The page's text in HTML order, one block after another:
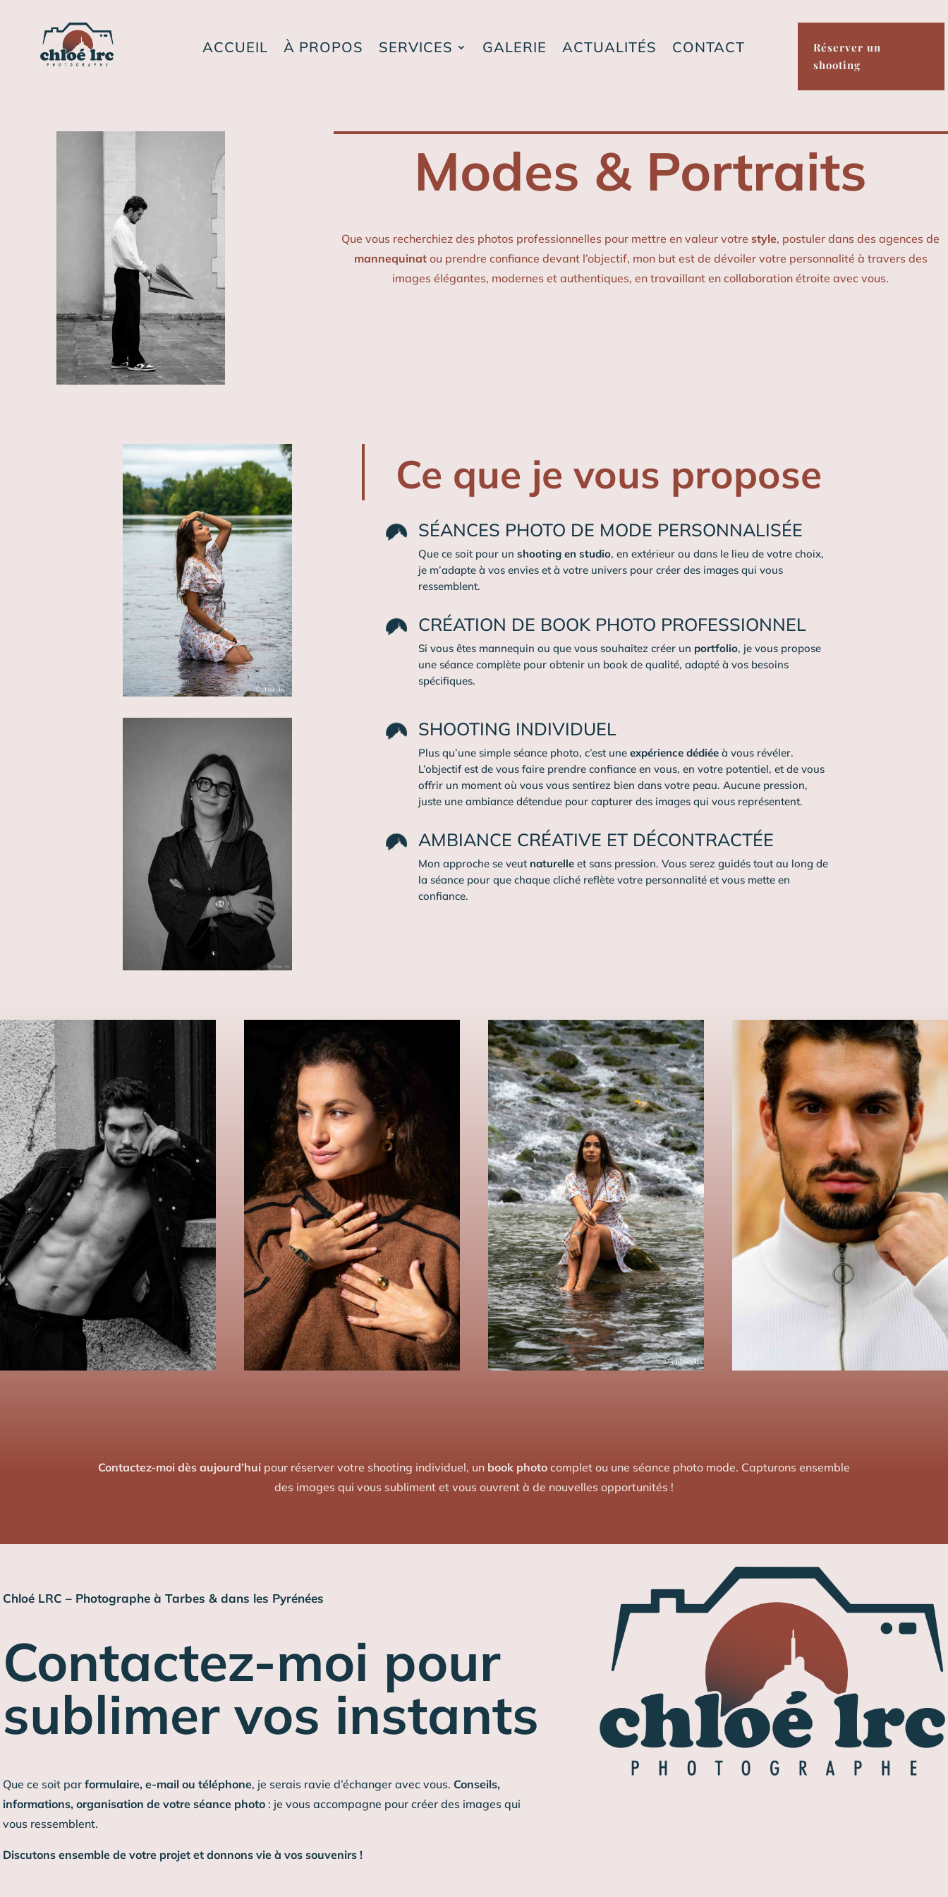
ACCUEIL À PROPOS SERVICES GALERIE ACTUALITÉS CONTACT
Réserver un
shooting
Modes & Portraits
Que vous recherchiez des photos professionnelles pour mettre en valeur votre style, postuler dans des agences de
mannequinatou prendre confiance devant l’objectif, mon but est de dévoiler votre personnalité à travers des
images élégantes, modernes et authentiques, en travaillant en collaboration étroite avec vous.
Ce que je vous propose
SÉANCES PHOTO DE MODE PERSONNALISÉE
Que ce soit pour unshooting en studio, en extérieur ou dans le lieu de votre choix,
je m’adapte à vos envies et à votre univers pour créer des images qui vous
ressemblent.
CRÉATION DE BOOK PHOTO PROFESSIONNEL
Si vous êtes mannequin ou que vous souhaitez créer un portfolio, je vous propose
une séance complète pour obtenir un book de qualité, adapté à vos besoins
spécifiques.
SHOOTING INDIVIDUEL
Plus qu’une simple séance photo, c’est uneexpérience dédiée à vous révéler.
L’objectif est de vous faire prendre confiance en vous, en votre potentiel, et de vous
offrir un moment où vous vous sentirez bien dans votre peau. Aucune pression,
juste une ambiance détendue pour capturer des images qui vous représentent.
AMBIANCE CRÉATIVE ET DÉCONTRACTÉE
Mon approche se veut naturelle et sans pression. Vous serez guidés tout au long de
la séance pour que chaque cliché reflète votre personnalité et vous mette en
confiance.
Contactez-moi dès aujourd’hui pour réserver votre shooting individuel, un book photo complet ou une séance photo mode. Capturons ensemble
des images qui vous subliment et vous ouvrent à de nouvelles opportunités !
Chloé LRC – Photographe à Tarbes & dans les Pyrénées
Contactez-moi pour
sublimer vos instants
Que ce soit par formulaire, e-mail ou téléphone, je serais ravie d’échanger avec vous. Conseils,
informations, organisation de votre séance photo: je vous accompagne pour créer des images qui
vous ressemblent.
Discutons ensemble de votre projet et donnons vie à vos souvenirs !